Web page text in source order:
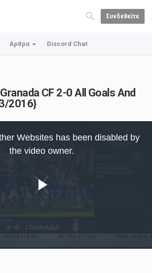
Συνδεθείτε
Αρθρα Discord Chat
CF 2-0 All Goals And
2016}
Video
Websites has been disabled by
the video owner.